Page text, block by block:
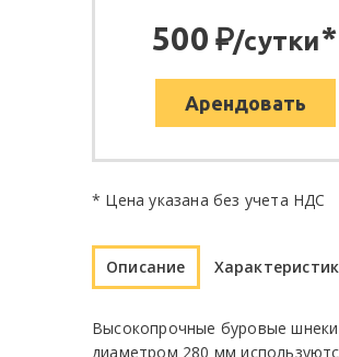
500:/сутки*
Арендовать
* Цена указана без учета НДС
Описание
Высокопрочные буровые шнеки
диаметром 280 мм